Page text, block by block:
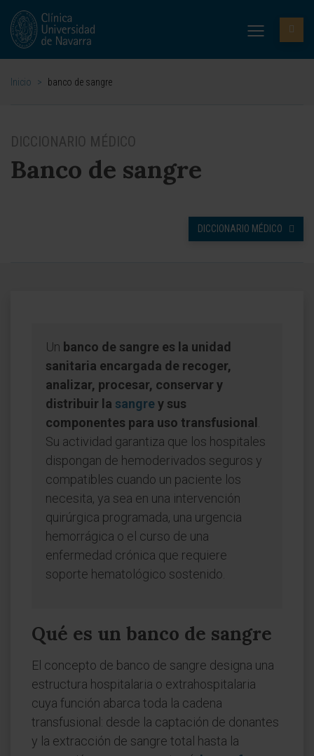
Inicio > banco de sangre
DICCIONARIO MÉDICO
Banco de sangre
DICCIONARIO MÉDICO
Un banco de sangre es la unidad
sanitaria encargada de recoger,
analizar, procesar, conservar y
distribuir la sangrey sus
componentes para uso transfusional
Su actividad garantiza que los hospitales
dispongan de hemoderivados seguros y
compatibles cuando un paciente los
necesita, ya sea en una intervención
quirúrgica programada, una urgencia
hemorrágica o el curso de una
enfermedad crónica que requiere
soporte hematológico sostenido.
Qué es un banco de sangre
El concepto de banco de sangre designa una
estructura hospitalaria o extrahospitalaria
cuya función abarca toda la cadena
transfusional: desde la captación de donantes
y la extracción de sangre total hasta la